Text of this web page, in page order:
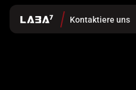
Kontaktiere uns